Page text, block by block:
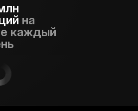
на
каждый